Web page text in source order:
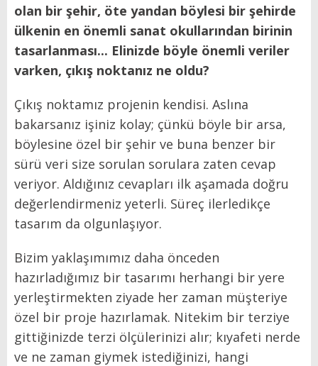
olan bir şehir, öte yandan böylesi bir şehirde
ülkenin en önemli sanat okullarından birinin
tasarlanması... Elinizde böyle önemli veriler
varken, çıkış noktanız ne oldu?
Çıkış noktamız projenin kendisi. Aslına
bakarsanız işiniz kolay; çünkü böyle bir arsa,
böylesine özel bir şehir ve buna benzer bir
sürü veri size sorulan sorulara zaten cevap
veriyor. Aldığınız cevapları ilk aşamada doğru
değerlendirmeniz yeterli. Süreç ilerledikçe
tasarım da olgunlaşıyor.
Bizim yaklaşımımız daha önceden
hazırladığımız bir tasarımı herhangi bir yere
yerleştirmekten ziyade her zaman müşteriye
özel bir proje hazırlamak. Nitekim bir terziye
gittiğinizde terzi ölçülerinizi alır; kıyafeti nerde
ve ne zaman giymek istediğinizi, hangi